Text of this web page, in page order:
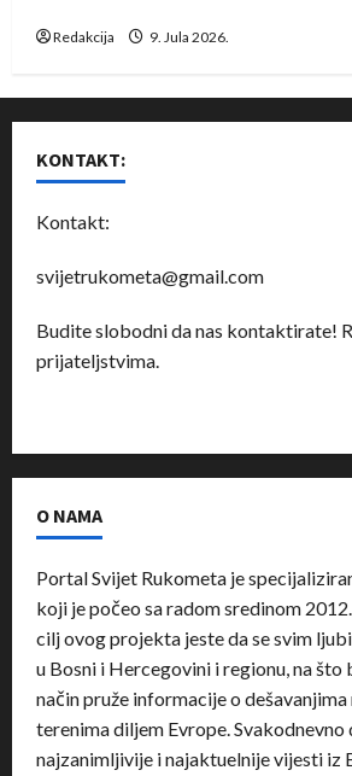
Redakcija 9. Jula 2026.
KONTAKT:
Kontakt:
svijetrukometa@gmail.com
Budite slobodni da nas kontaktirate!
prijateljstvima.
O NAMA
Portal Svijet Rukometa je
koji je počeo sa radom sredinom
cilj ovog projekta jeste da se svim
u Bosni i Hercegovini i regionu, na
način pruže informacije o
terenima diljem Evrope. Svakodnevno
najzanimljivije i najaktuelnije vijesti iz